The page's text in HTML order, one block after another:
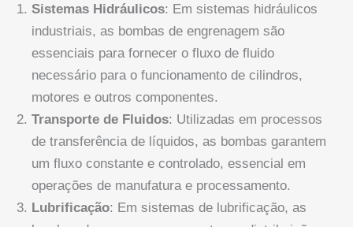
Sistemas Hidráulicos: Em sistemas hidráulicos
industriais, as bombas de engrenagem são
essenciais para fornecer o fluxo de fluido
necessário para o funcionamento de cilindros,
motores e outros componentes.
Transporte de Fluidos: Utilizadas em processos
de transferência de líquidos, as bombas garantem
um fluxo constante e controlado, essencial em
operações de manufatura e processamento.
Lubrificação: Em sistemas de lubrificação, as